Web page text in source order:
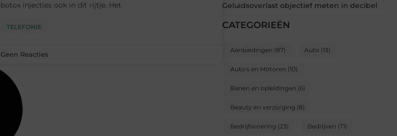
Geluidsoverlast objectief meten in decibel
CATEGORIEËN
Aanbiedingen (87) Auto (13)
Auto's en Motoren (10)
Banen en opleidingen (6)
Beauty en verzorging (8)
Bedrijfsvoering (23) Bedrijven (71)
botox injecties ook in dit rijtje. Het
TELEFONIE
Geen Reacties